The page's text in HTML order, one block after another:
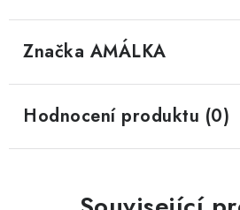
Značka AMÁLKA
Hodnocení produktu (0)